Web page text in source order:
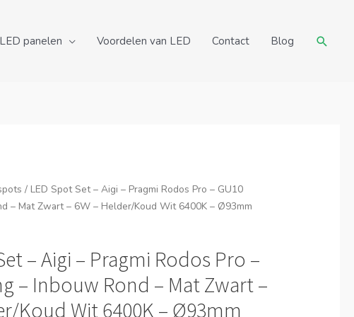
LED panelen Voordelen van LED Contact Blog
/ LED Spot Set – Aigi – Pragmi Rodos Pro – GU10
– Mat Zwart – 6W – Helder/Koud Wit 6400K – Ø93mm
– Aigi – Pragmi Rodos Pro –
– Inbouw Rond – Mat Zwart –
Koud Wit 6400K – Ø93mm